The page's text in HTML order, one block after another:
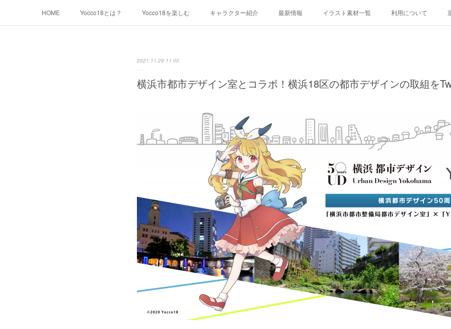
HOME Yocco18とは？ Yocco18を楽しむ キャラクター紹介 最新情報 イラスト素材一覧 利用について
瀬谷みつき
開港都市・横浜の歴史
2021.11.29 11:00
横浜市都市デザイン室とコラボ！横浜18区の都市デザインの取組を